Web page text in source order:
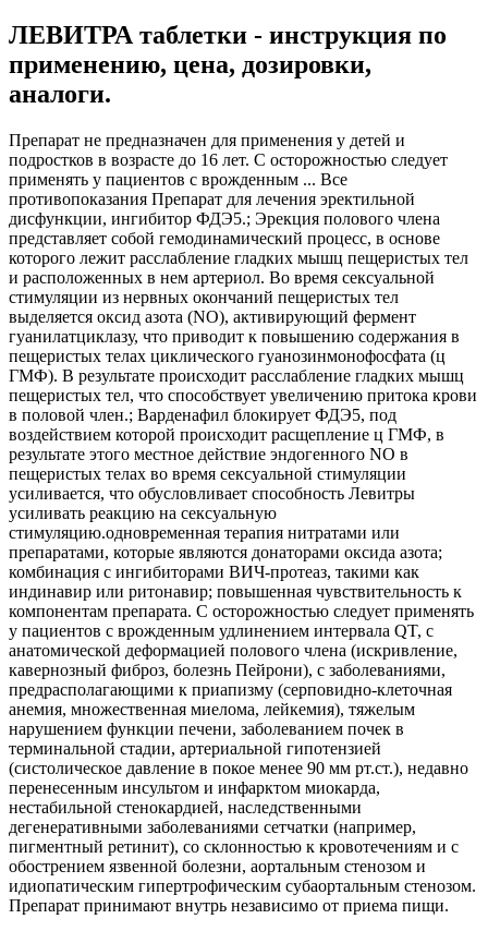
ЛЕВИТРА таблетки - инструкция по
применению, цена, дозировки,
аналоги.
Препарат не предназначен для применения у детей и
подростков в возрасте до 16 лет. С осторожностью следует
применять у пациентов с врожденным ... Все
противопоказания Препарат для лечения эректильной
дисфункции, ингибитор ФДЭ5.; Эрекция полового члена
представляет собой гемодинамический процесс, в основе
которого лежит расслабление гладких мышц пещеристых тел
и расположенных в нем артериол. Во время сексуальной
стимуляции из нервных окончаний пещеристых тел
выделяется оксид азота (NO), активирующий фермент
гуанилатциклазу, что приводит к повышению содержания в
пещеристых телах циклического гуанозинмонофосфата (ц
ГМФ). В результате происходит расслабление гладких мышц
пещеристых тел, что способствует увеличению притока крови
в половой член.; Варденафил блокирует ФДЭ5, под
воздействием которой происходит расщепление ц ГМФ, в
результате этого местное действие эндогенного NO в
пещеристых телах во время сексуальной стимуляции
усиливается, что обусловливает способность Левитры
усиливать реакцию на сексуальную
стимуляцию.одновременная терапия нитратами или
препаратами, которые являются донаторами оксида азота;
комбинация с ингибиторами ВИЧ-протеаз, такими как
индинавир или ритонавир; повышенная чувствительность к
компонентам препарата. С осторожностью следует применять
у пациентов с врожденным удлинением интервала QT, с
анатомической деформацией полового члена (искривление,
кавернозный фиброз, болезнь Пейрони), с заболеваниями,
предрасполагающими к приапизму (серповидно-клеточная
анемия, множественная миелома, лейкемия), тяжелым
нарушением функции печени, заболеванием почек в
терминальной стадии, артериальной гипотензией
(систолическое давление в покое менее 90 мм рт.ст.), недавно
перенесенным инсультом и инфарктом миокарда,
нестабильной стенокардией, наследственными
дегенеративными заболеваниями сетчатки (например,
пигментный ретинит), со склонностью к кровотечениям и с
обострением язвенной болезни, аортальным стенозом и
идиопатическим гипертрофическим субаортальным стенозом.
Препарат принимают внутрь независимо от приема пищи.